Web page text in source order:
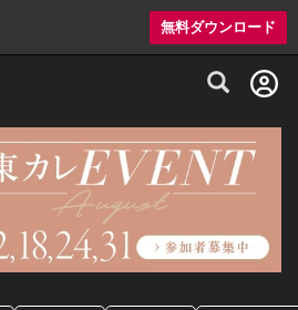
無料ダウンロード
グルメ情報・プレミアムレストラン予約